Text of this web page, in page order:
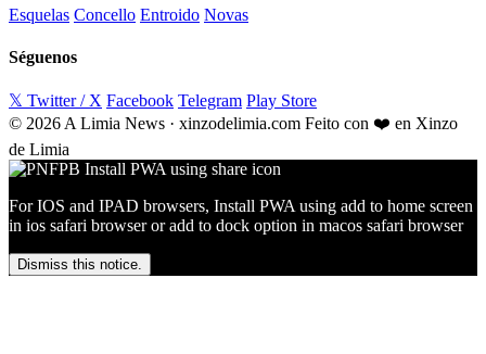
Esquelas Concello Entroido Novas
Séguenos
𝕏 Twitter / X Facebook Telegram Play Store
© 2026 A Limia News · xinzodelimia.com Feito con ❤️ en Xinzo
de Limia
For IOS and IPAD browsers, Install PWA using add to home screen
in ios safari browser or add to dock option in macos safari browser
Dismiss this notice.